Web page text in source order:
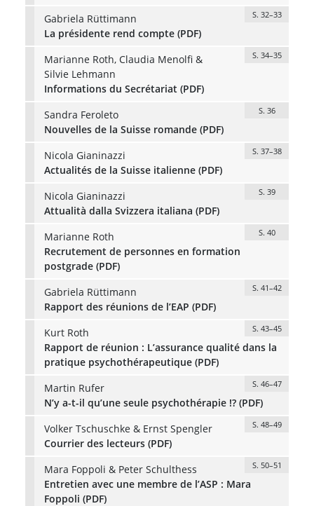
Gabriela Rüttimann
S. 32–33
La présidente rend compte (PDF)
Marianne Roth, Claudia Menolfi &
Silvie Lehmann
S. 34–35
Informations du Secrétariat (PDF)
Sandra Feroleto
S. 36
Nouvelles de la Suisse romande (PDF)
Nicola Gianinazzi
S. 37–38
Actualités de la Suisse italienne (PDF)
Nicola Gianinazzi
S. 39
Attualità dalla Svizzera italiana (PDF)
Marianne Roth
S. 40
Recrutement de personnes en formation
postgrade (PDF)
Gabriela Rüttimann
S. 41–42
Rapport des réunions de l’EAP (PDF)
Kurt Roth
S. 43–45
Rapport de réunion : L’assurance qualité dans la
pratique psychothérapeutique (PDF)
Martin Rufer
S. 46–47
N’y a-t-il qu’une seule psychothérapie !? (PDF)
Volker Tschuschke & Ernst Spengler
S. 48–49
Courrier des lecteurs (PDF)
Mara Foppoli & Peter Schulthess
S. 50–51
Entretien avec une membre de l’ASP : Mara
Foppoli (PDF)